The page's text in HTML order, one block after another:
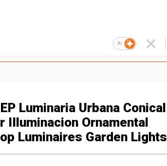
AI
Luminaria Urbana Conical
IIluminacion Ornamental
Luminaires Garden Lights